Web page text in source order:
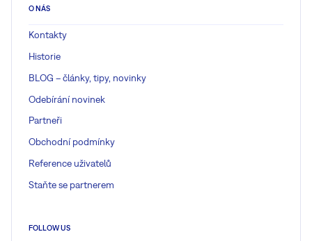
O NÁS
Kontakty
Historie
BLOG – články, tipy, novinky
Odebírání novinek
Partneři
Obchodní podmínky
Reference uživatelů
Staňte se partnerem
FOLLOW US